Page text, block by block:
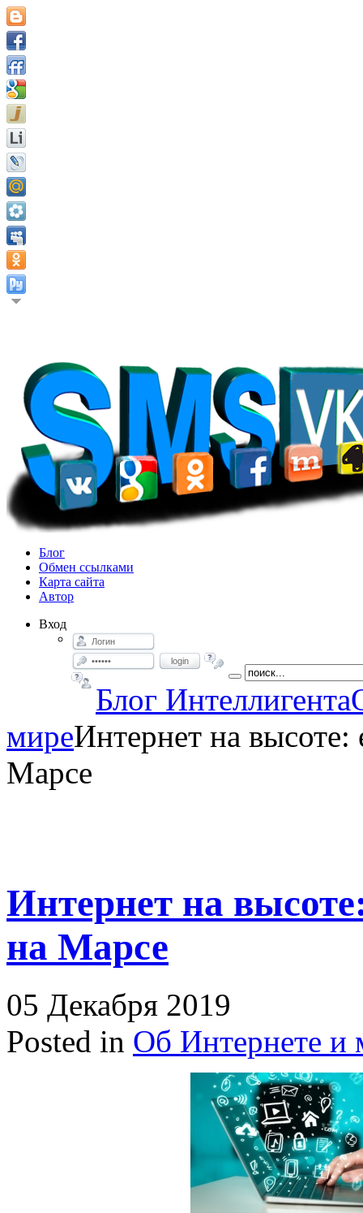
Блог
Обмен ссылками
Карта сайта
Автор
Вход
login
Блог Интеллигента
миреИнтернет на высоте:
Марсе
Интернет на
на Марсе
05 Декабря 2019
Posted in Об Интернете и